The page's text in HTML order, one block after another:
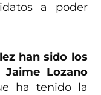
a poder
han sido los
Lozano
ha tenido la